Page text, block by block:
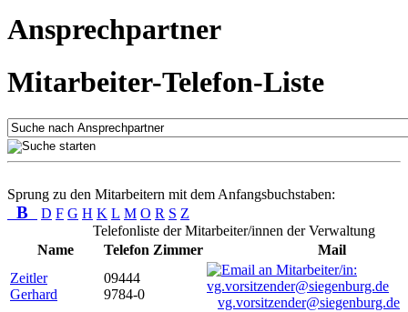
Ansprechpartner
Mitarbeiter-Telefon-Liste
Sprung zu den Mitarbeitern mit dem Anfangsbuchstaben:
B D F G H K L M O R S Z
Telefonliste der Mitarbeiter/innen der Verwaltung
Name
Telefon Zimmer
Mail
Zeitler
Gerhard
09444
9784-0
vg.vorsitzender@siegenburg.de